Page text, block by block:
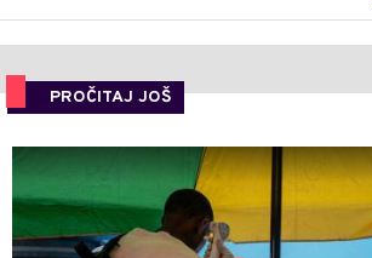
PROČITAJ JOŠ